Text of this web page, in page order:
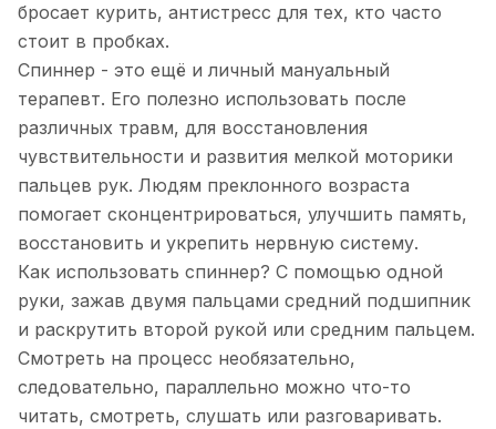
бросает курить, антистресс для тех, кто часто
стоит в пробках.
Спиннер - это ещё и личный мануальный
терапевт. Его полезно использовать после
различных травм, для восстановления
чувствительности и развития мелкой моторики
пальцев рук. Людям преклонного возраста
помогает сконцентрироваться, улучшить память,
восстановить и укрепить нервную систему.
Как использовать спиннер? С помощью одной
руки, зажав двумя пальцами средний подшипник
и раскрутить второй рукой или средним пальцем.
Смотреть на процесс необязательно,
следовательно, параллельно можно что-то
читать, смотреть, слушать или разговаривать.